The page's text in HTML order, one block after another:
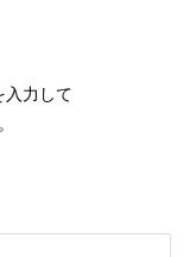
入力して